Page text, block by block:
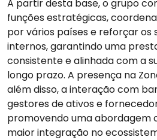
A partir desta base, o grupo
funções estratégicas,
por vários países e reforçar os
internos, garantindo uma
consistente e alinhada com a
longo prazo. A presença na
além disso, a interação com
gestores de ativos e
promovendo uma abordagem
maior integração no